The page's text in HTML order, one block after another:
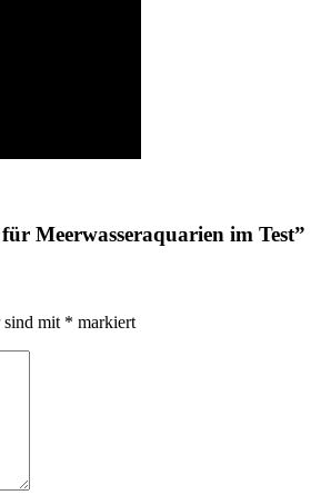
Meerwasseraquarien im Test”
sind mit * markiert